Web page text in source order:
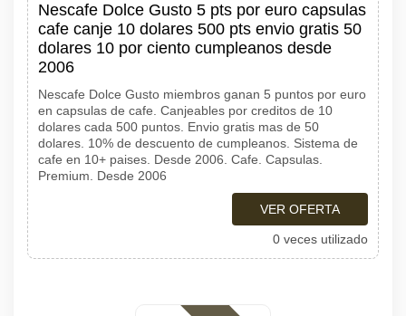
Nescafe Dolce Gusto 5 pts por euro capsulas
cafe canje 10 dolares 500 pts envio gratis 50
dolares 10 por ciento cumpleanos desde
2006
Nescafe Dolce Gusto miembros ganan 5 puntos por euro
en capsulas de cafe. Canjeables por creditos de 10
dolares cada 500 puntos. Envio gratis mas de 50
dolares. 10% de descuento de cumpleanos. Sistema de
cafe en 10+ paises. Desde 2006. Cafe. Capsulas.
Premium. Desde 2006
VER OFERTA
0 veces utilizado